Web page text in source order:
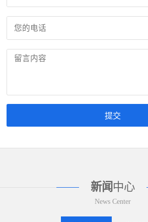
新闻 中心
News Center